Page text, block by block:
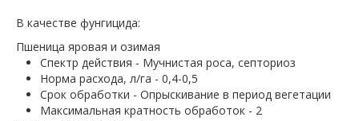
В качестве фунгицида:
Пшеница яровая и озимая
Спектр действия - Мучнистая роса, септориоз
Норма расхода, л/га - 0,4-0,5
Срок обработки - Опрыскивание в период вегетации
Максимальная кратность обработок - 2